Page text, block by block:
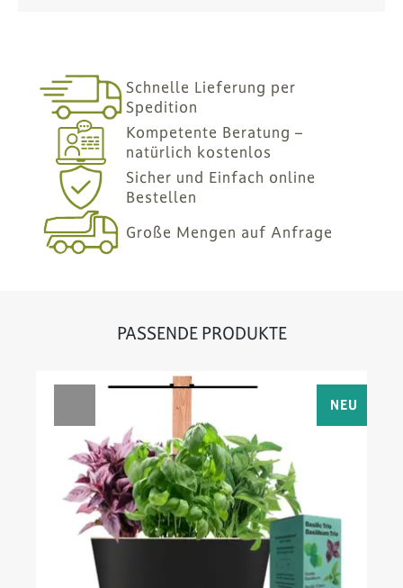
Schnelle Lieferung per
Spedition
Kompetente Beratung –
natürlich kostenlos
Sicher und Einfach online
Bestellen
Große Mengen auf Anfrage
PASSENDE PRODUKTE
NEU